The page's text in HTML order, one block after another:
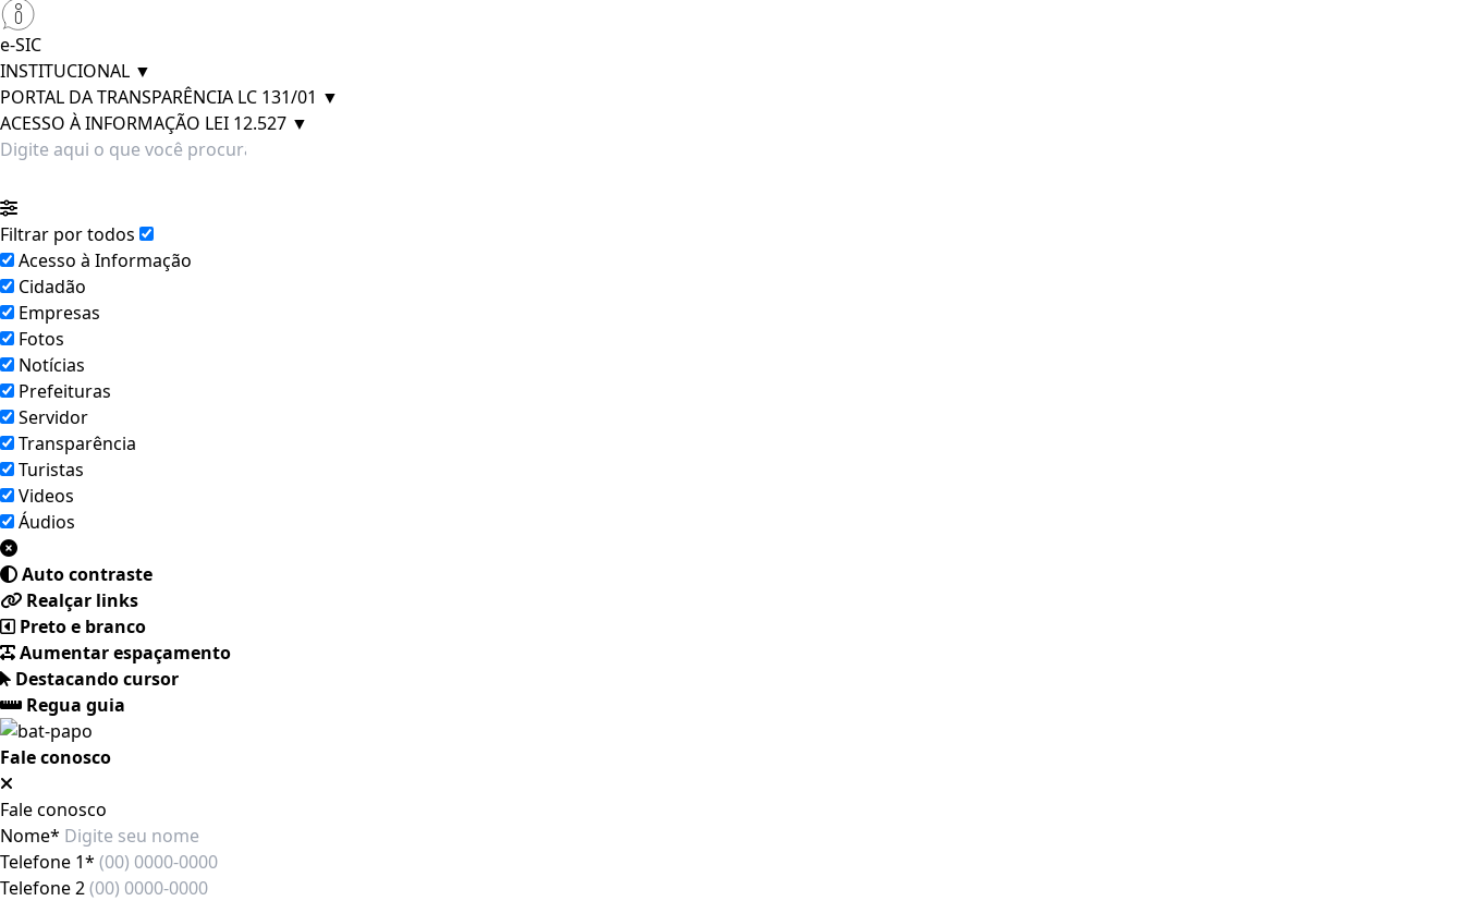
e-SIC
INSTITUCIONAL ▼
PORTAL DA TRANSPARÊNCIA LC 131/01 ▼
ACESSO À INFORMAÇÃO LEI 12.527 ▼
Filtrar por todos
Acesso à Informação
Cidadão
Empresas
Fotos
Notícias
Prefeituras
Servidor
Transparência
Turistas
Videos
Áudios
Auto contraste
Realçar links
Preto e branco
Aumentar espaçamento
Destacando cursor
Regua guia
Fale conosco
Fale conosco
Nome*
Telefone 1*
Telefone 2